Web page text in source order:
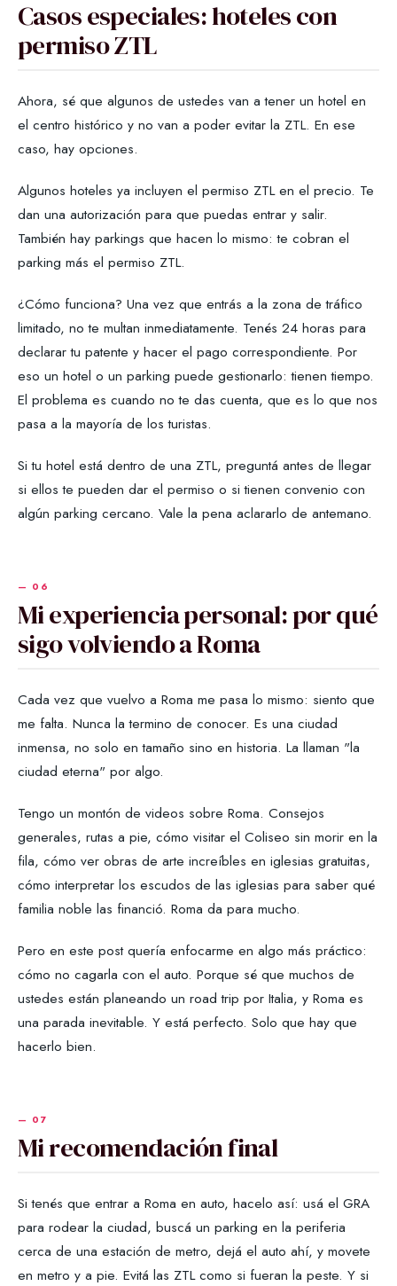
Casos especiales: hoteles con
permiso ZTL
Ahora, sé que algunos de ustedes van a tener un hotel en
el centro histórico y no van a poder evitar la ZTL. En ese
caso, hay opciones.
Algunos hoteles ya incluyen el permiso ZTL en el precio. Te
dan una autorización para que puedas entrar y salir.
También hay parkings que hacen lo mismo: te cobran el
parking más el permiso ZTL.
¿Cómo funciona? Una vez que entrás a la zona de tráfico
limitado, no te multan inmediatamente. Tenés 24 horas para
declarar tu patente y hacer el pago correspondiente. Por
eso un hotel o un parking puede gestionarlo: tienen tiempo.
El problema es cuando no te das cuenta, que es lo que nos
pasa a la mayoría de los turistas.
Si tu hotel está dentro de una ZTL, preguntá antes de llegar
si ellos te pueden dar el permiso o si tienen convenio con
algún parking cercano. Vale la pena aclararlo de antemano.
Mi experiencia personal: por qué
sigo volviendo a Roma
Cada vez que vuelvo a Roma me pasa lo mismo: siento que
me falta. Nunca la termino de conocer. Es una ciudad
inmensa, no solo en tamaño sino en historia. La llaman "la
ciudad eterna" por algo.
Tengo un montón de videos sobre Roma. Consejos
generales, rutas a pie, cómo visitar el Coliseo sin morir en la
fila, cómo ver obras de arte increíbles en iglesias gratuitas,
cómo interpretar los escudos de las iglesias para saber qué
familia noble las financió. Roma da para mucho.
Pero en este post quería enfocarme en algo más práctico:
cómo no cagarla con el auto. Porque sé que muchos de
ustedes están planeando un road trip por Italia, y Roma es
una parada inevitable. Y está perfecto. Solo que hay que
hacerlo bien.
Mi recomendación final
Si tenés que entrar a Roma en auto, hacelo así: usá el GRA
para rodear la ciudad, buscá un parking en la periferia
cerca de una estación de metro, dejá el auto ahí, y movete
en metro y a pie. Evitá las ZTL como si fueran la peste. Y si